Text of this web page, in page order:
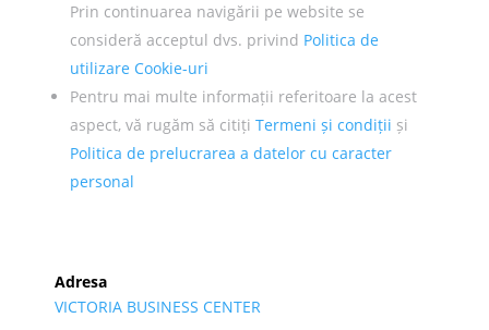
Prin continuarea navigării pe website se
consideră acceptul dvs. privind Politica de
utilizare Cookie-uri
Pentru mai multe informații referitoare la acest
aspect, vă rugăm să citiți Termeni și condiții și
Politica de prelucrarea a datelor cu caracter
personal
Adresa
VICTORIA BUSINESS CENTER